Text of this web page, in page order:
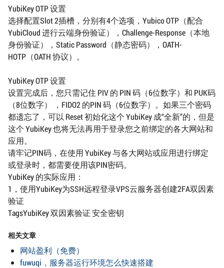
YubiKey OTP 设置
选择配置Slot 2插槽，分别有4个选项，Yubico OTP（配合
YubiCloud 进行云端身份验证），Challenge-Response（本地
身份验证），Static Password（静态密码），OATH-
HOTP（OATH 协议）。
YubiKey OTP 设置
设置完成后，您只需记住 PIV 的 PIN 码（6位数字）和 PUK码
（8位数字） ，FIDO2 的PIN 码（6位数字）。如果三个密码
都遗忘了，可以 Reset 初始化这个 YubiKey 成“全新”的，但是
这个 YubiKey 也将无法再用于登录您之前绑定的各大网站和
应用。
请牢记PIN码，在使用 YubiKey 与各大网站或应用进行绑定
或登录时，都需要使用该PIN密码。
YubiKey 的实际应用：
1，使用YubiKey为SSH远程登录VPS云服务器创建2FA双因素
验证
TagsYubiKey 双因素验证 安全密钥
相关文章
网站盈利（免费）
fuwuqi，服务器运行环境怎么快速搭建